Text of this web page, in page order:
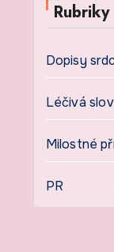
Rubriky
Dopisy
Léčivá
Milostné
PR